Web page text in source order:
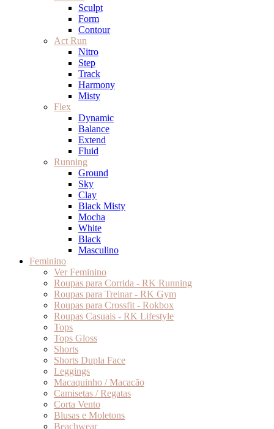
Sculpt
Form
Contour
Act Run
Nitro
Step
Track
Harmony
Misty
Flex
Dynamic
Balance
Extend
Fluid
Running
Ground
Sky
Clay
Black Misty
Mocha
White
Black
Masculino
Feminino
Ver Feminino
Roupas para Corrida - RK Running
Roupas para Treinar - RK Gym
Roupas para Crossfit - Rokbox
Roupas Casuais - RK Lifestyle
Tops
Tops Gloss
Shorts
Shorts Dupla Face
Leggings
Macaquinho / Macacão
Camisetas / Regatas
Corta Vento
Blusas e Moletons
Beachwear